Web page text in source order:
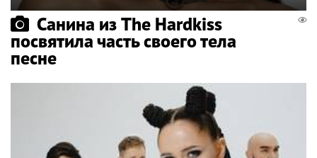
Санина из The Hardkiss
посвятила часть своего тела
песне